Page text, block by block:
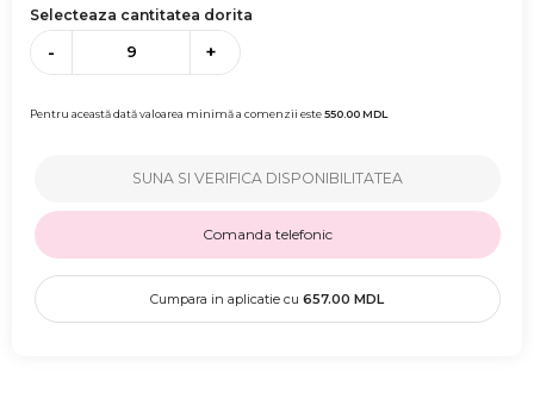
Selecteaza cantitatea dorita
- +
Pentru această dată valoarea minimă a comenzii este550.00MDL
SUNA SI VERIFICA DISPONIBILITATEA
Comanda telefonic
Cumpara in aplicatie cu 657.00 MDL